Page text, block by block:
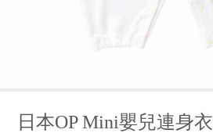
日本OP Mini嬰兒連身衣